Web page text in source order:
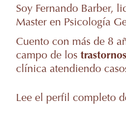
Soy Fernando Barber,
Master en Psicología
Cuento con más de 8
campo de los
clínica atendiendo
Lee el perfil completo